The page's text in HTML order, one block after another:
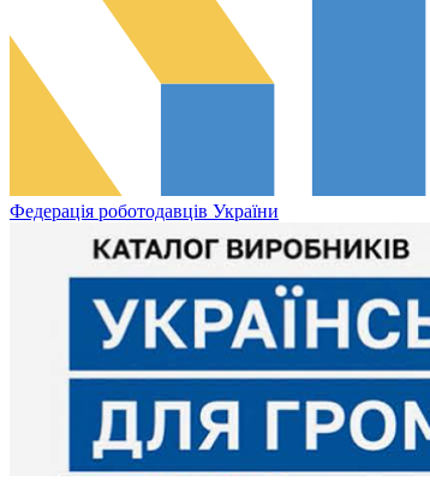
Федерація роботодавців України